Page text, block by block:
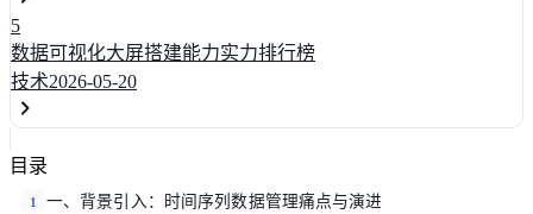
5
数据可视化大屏搭建能力实力排行榜
技术2026-05-20
目录
1 一、背景引入：时间序列数据管理痛点与演进